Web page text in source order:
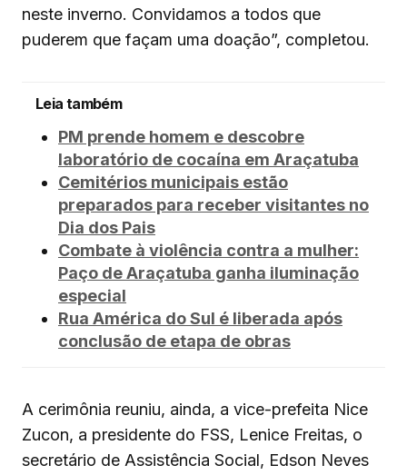
neste inverno. Convidamos a todos que
puderem que façam uma doação”, completou.
Leia também
PM prende homem e descobre
laboratório de cocaína em Araçatuba
Cemitérios municipais estão
preparados para receber visitantes no
Dia dos Pais
Combate à violência contra a mulher:
Paço de Araçatuba ganha iluminação
especial
Rua América do Sul é liberada após
conclusão de etapa de obras
A cerimônia reuniu, ainda, a vice-prefeita Nice
Zucon, a presidente do FSS, Lenice Freitas, o
secretário de Assistência Social, Edson Neves